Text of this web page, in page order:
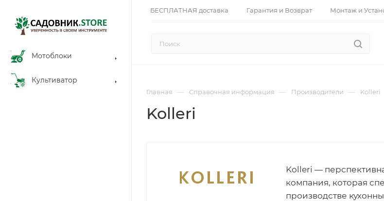
БЕСПЛАТНАЯ доставка Гарантия и Возврат Монтаж и
Мотоблоки
Культиватор
Главная — Справочная информация — Производители — Kolleri
Kolleri
Kolleri —
компания, которая
производстве